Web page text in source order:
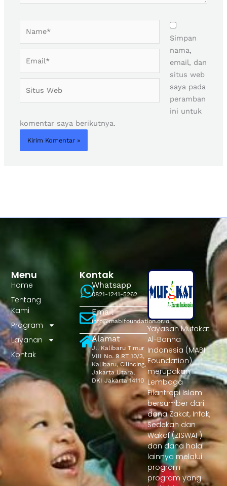
Web
Simpan
nama,
email, dan
situs web
saya pada
peramban
ini untuk
komentar saya berikutnya.
Menu
Home
Tentang
Kami
Program
Layanan
Kontak
Kontak
Whatsapp
0821-1241-5262
Email
info@mabifoundation.or.id
Alamat
Jl. Kalibaru Timur
VIII No. 9 RT 10/3,
Kalibaru, Cilincing,
Jakarta Utara,
DKI Jakarta 14110
Yayasan Mufakat
Al-Banna
Indonesia (MABI
Foundation)
merupakan
Lembaga
Filantropi Islam
bersumber dari
dana Zakat, Infak,
Sedekah dan
Wakaf (ZISWAF)
dan dana halal
lainnya melalui
program-
program yang